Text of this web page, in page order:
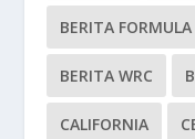
BERITA FORMULA
BERITA WRC
CALIFORNIA